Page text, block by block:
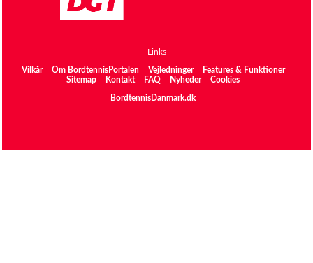
Links
Vilkår Om BordtennisPortalen Vejledninger
Features & Funktioner
Sitemap
Kontakt FAQ Nyheder Cookies
BordtennisDanmark.dk